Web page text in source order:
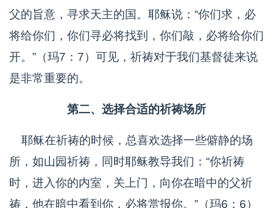
父的旨意，寻求天主的国。耶稣说：“你们求，必
将给你们，你们寻必将找到，你们敲，必将给你们
开。”（玛7：7）可见，祈祷对于我们基督徒来说
是非常重要的。
第二、选择合适的祈祷场所
耶稣在祈祷的时候，总喜欢选择一些僻静的场
所，如山园祈祷，同时耶稣教导我们：“你祈祷
时，进入你的内室，关上门，向你在暗中的父祈
祷，他在暗中看到你，必将赏报你。”（玛6：6）